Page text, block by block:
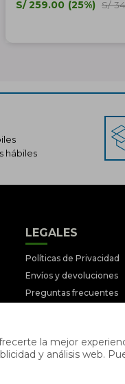
la mejor
y análisis web.
S/ 259.00 25 S/
hábiles
LEGALES
Políticas de Privacidad
Envíos y devoluciones
Preguntas frecuentes